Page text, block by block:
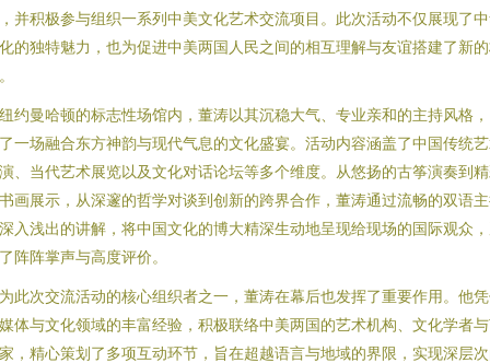
并积极参与组织一系列中美文化艺术交流项目。此次活动不仅展现了
的独特魅力，也为促进中美两国人民之间的相互理解与友谊搭建了新
约曼哈顿的标志性场馆内，董涛以其沉稳大气、专业亲和的主持风格
一场融合东方神韵与现代气息的文化盛宴。活动内容涵盖了中国传统
、当代艺术展览以及文化对话论坛等多个维度。从悠扬的古筝演奏到
画展示，从深邃的哲学对谈到创新的跨界合作，董涛通过流畅的双语
入浅出的讲解，将中国文化的博大精深生动地呈现给现场的国际观众
阵阵掌声与高度评价。
此次交流活动的核心组织者之一，董涛在幕后也发挥了重要作用。他
体与文化领域的丰富经验，积极联络中美两国的艺术机构、文化学者
，精心策划了多项互动环节，旨在超越语言与地域的界限，实现深层